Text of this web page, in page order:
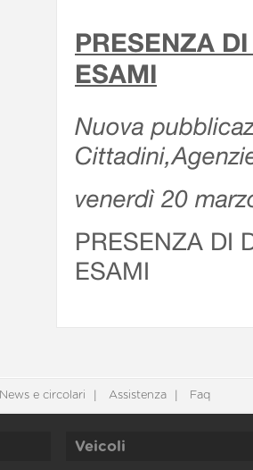
PRESENZA
ESAMI
Nuova
venerdì 20
PRESENZA DI
ESAMI
News e circolari Assistenza Faq
Veicoli